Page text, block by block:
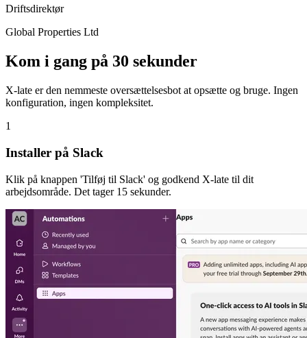
Driftsdirektør
Global Properties Ltd
Kom i gang på 30 sekunder
X-late er den nemmeste oversættelsesbot at opsætte og bruge. Ingen
konfiguration, ingen kompleksitet.
1
Installer på Slack
Klik på knappen 'Tilføj til Slack' og godkend X-late til dit
arbejdsområde. Det tager 15 sekunder.